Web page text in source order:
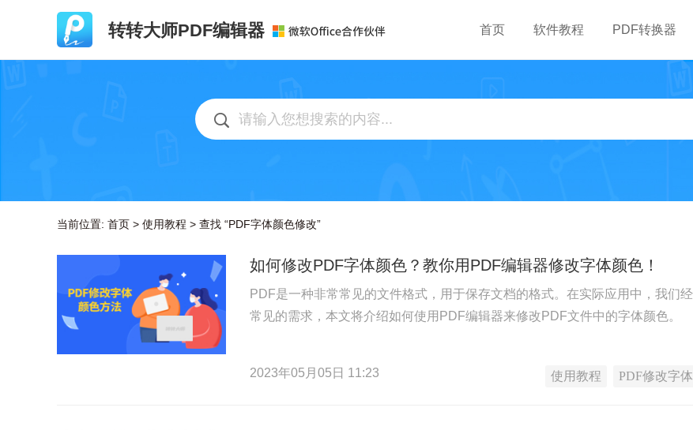
转转大师PDF编辑器 首页 软件教程 PDF转换器
当前位置: 首页 > 使用教程 > 查找 “PDF字体颜色修改”
如何修改PDF字体颜色？教你用PDF编辑器修改字体颜色！
PDF是一种非常常见的文件格式，用于保存文档的格式。在实际应用中，我们
常见的需求，本文将介绍如何使用PDF编辑器来修改PDF文件中的字体颜色。
2023年05月05日 11:23 使用教程 PDF修改字